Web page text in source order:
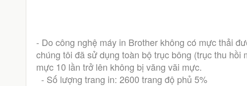
- Do công nghệ máy in Brother không có mực thải
chúng tôi đã sử dụng toàn bộ trục bông (trục thu
mực 10 lần trở lên không bị văng vãi mực.
  - Số lượng trang in: 2600 trang độ phủ 5%